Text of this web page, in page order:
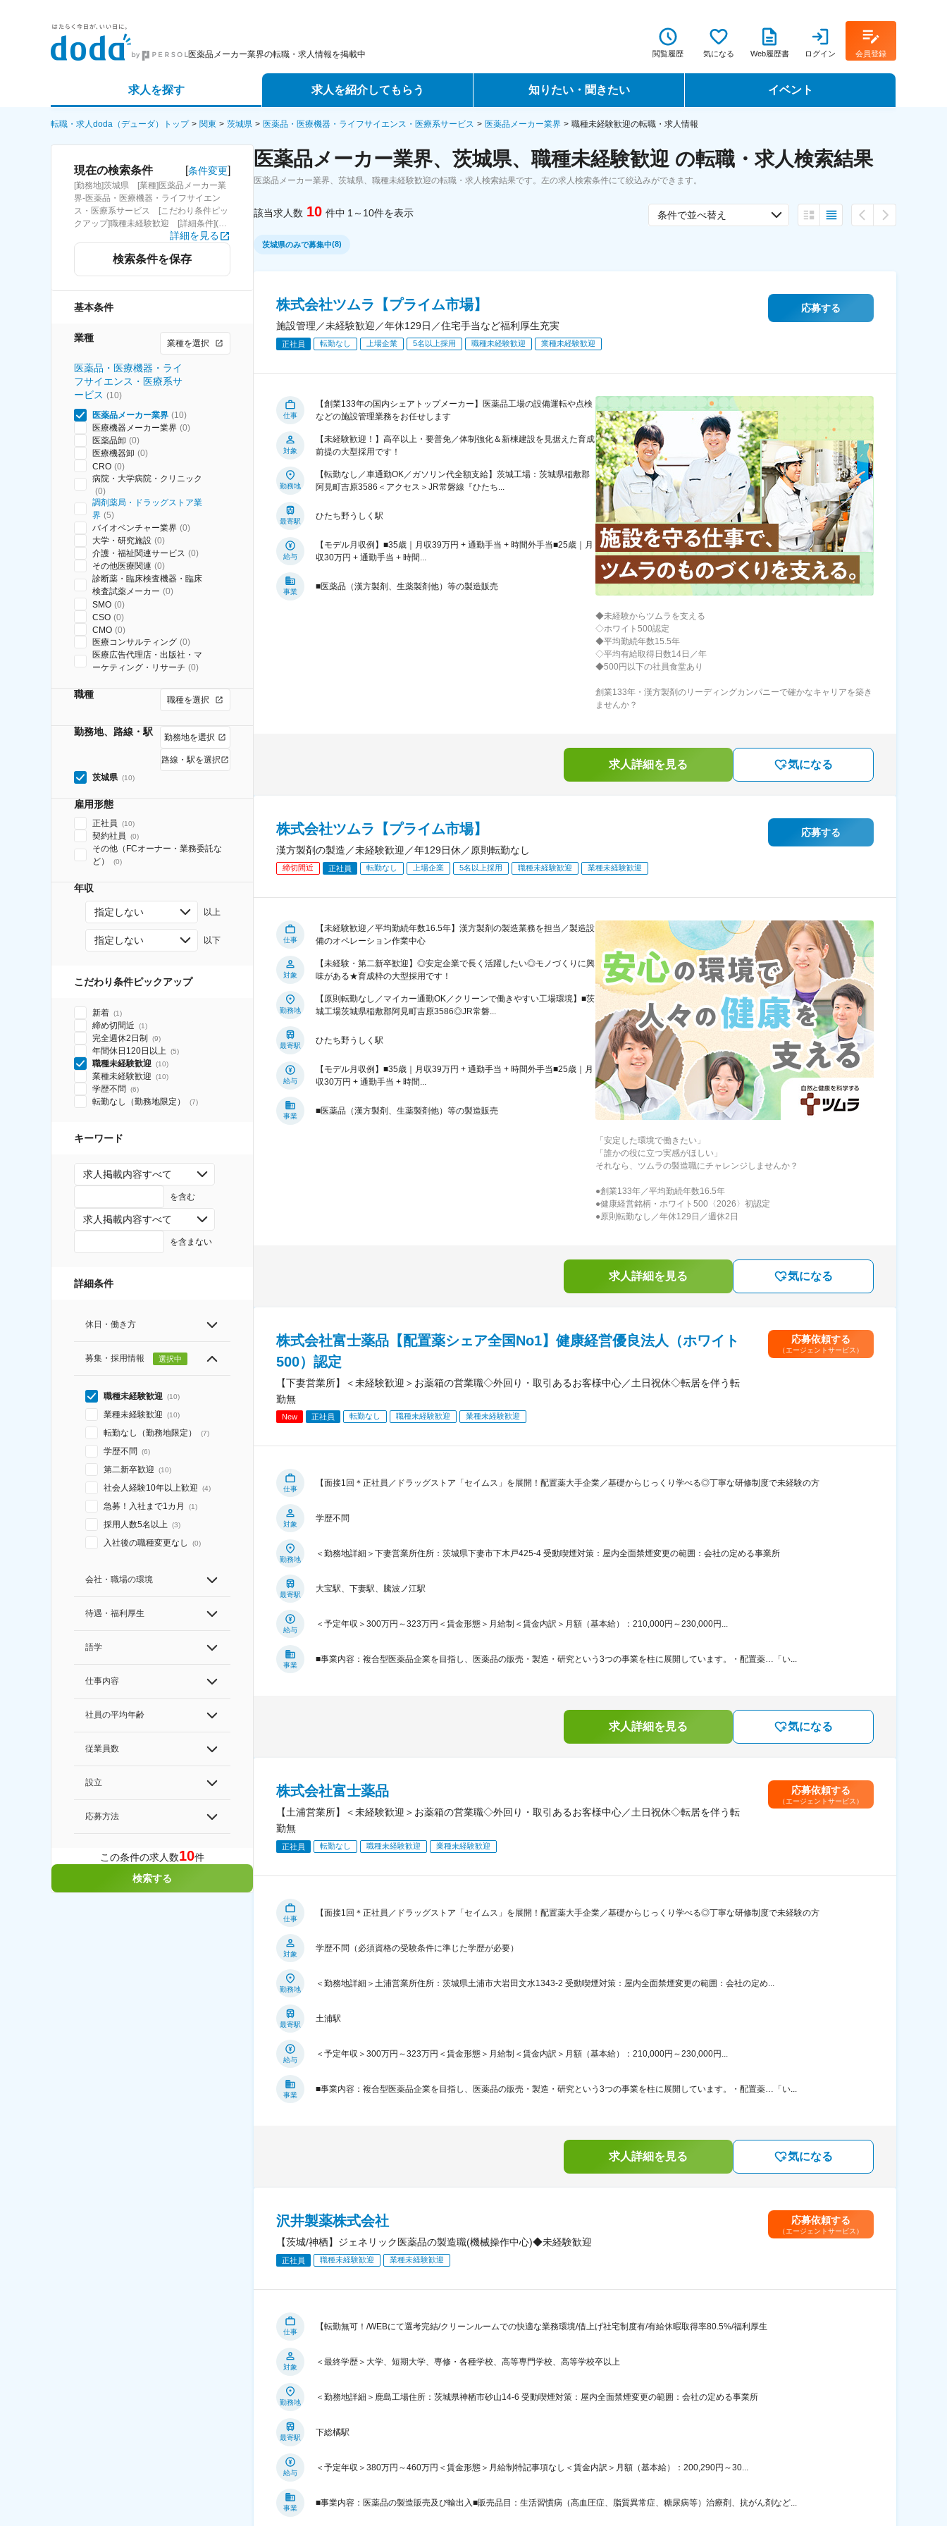
医薬品メーカー業界の転職・求人情報を掲載中 閲覧履歴 気になる Web履歴書 ログイン 会員登録
求人を探す
詳細条件から探す
求人特集から探す
求人を紹介してもらう
エージェントサービス
スカウトサービス
知りたい・聞きたい
転職ノウハウ
データで見る転職
イベント
転職フェア
転職・求人doda（デューダ）トップ 関東 茨城県 医薬品・医療機器・ライフサイエンス・医療系サービス 医薬品メーカー業界 職種未経験歓迎の転職・求人情報
現在の検索条件 [条件変更]
[勤務地]茨城県 [業種]医薬品メーカー業
界-医薬品・医療機器・ライフサイエン
ス・医療系サービス [こだわり条件ピッ
クアップ]職種未経験歓迎 [詳細条件](募
集・採用情報)職種未経験歓迎詳細を見る
検索条件を保存
基本条件
業種 業種を選択
医薬品・医療機器・ライ
フサイエンス・医療系サ
ービス (10)
医薬品メーカー業界 (10)
医療機器メーカー業界 (0)
医薬品卸 (0)
医療機器卸 (0)
CRO (0)
病院・大学病院・クリニック
(0)
調剤薬局・ドラッグストア業
界 (5)
バイオベンチャー業界 (0)
大学・研究施設 (0)
介護・福祉関連サービス (0)
その他医療関連 (0)
診断薬・臨床検査機器・臨床
検査試薬メーカー (0)
SMO (0)
CSO (0)
CMO (0)
医療コンサルティング (0)
医療広告代理店・出版社・マ
ーケティング・リサーチ (0)
職種 職種を選択
勤務地、路線・駅 勤務地を選択
路線・駅を選択
茨城県 (10)
雇用形態
正社員 (10)
契約社員 (0)
その他（FCオーナー・業務委託な
ど）
(0)
年収
指定しない 以上
指定しない 以下
こだわり条件ピックアップ
新着 (1)
締め切間近 (1)
完全週休2日制 (9)
年間休日120日以上 (5)
職種未経験歓迎 (10)
業種未経験歓迎 (10)
学歴不問 (6)
転勤なし（勤務地限定） (7)
キーワード
求人掲載内容すべて
を含む
求人掲載内容すべて
を含まない
詳細条件
休日・働き方
募集・採用情報 選択中
職種未経験歓迎 (10)
業種未経験歓迎 (10)
転勤なし（勤務地限定） (7)
学歴不問 (6)
第二新卒歓迎 (10)
社会人経験10年以上歓迎 (4)
急募！入社まで1カ月 (1)
採用人数5名以上 (3)
入社後の職種変更なし (0)
会社・職場の環境
待遇・福利厚生
語学
仕事内容
社員の平均年齢
従業員数
設立
応募方法
この条件の求人数10件
検索する
医薬品メーカー業界、茨城県、職種未経験歓迎 の転職・求人検索結果
医薬品メーカー業界、茨城県、職種未経験歓迎の転職・求人検索結果です。左の求人検索条件にて絞込みができます。
該当求人数 10 件中 1～10件を表示 条件で並べ替え
茨城県のみで募集中(8)
株式会社ツムラ【プライム市場】
施設管理／未経験歓迎／年休129日／住宅手当など福利厚生充実
正社員 転勤なし 上場企業 5名以上採用 職種未経験歓迎 業種未経験歓迎
応募する
仕事
【創業133年の国内シェアトップメーカー】医薬品工場の設備運転や点検
などの施設管理業務をお任せします
対象
【未経験歓迎！】高卒以上・要普免／体制強化＆新棟建設を見据えた育成
前提の大型採用です！
勤務地
【転勤なし／車通勤OK／ガソリン代全額支給】茨城工場：茨城県稲敷郡
阿見町吉原3586＜アクセス＞JR常磐線『ひたち...
最寄駅
ひたち野うしく駅
給与
【モデル月収例】■35歳｜月収39万円 + 通勤手当 + 時間外手当■25歳｜月
収30万円 + 通勤手当 + 時間...
事業
■医薬品（漢方製剤、生薬製剤他）等の製造販売
◆未経験からツムラを支える
◇ホワイト500認定
◆平均勤続年数15.5年
◇平均有給取得日数14日／年
◆500円以下の社員食堂あり
創業133年・漢方製剤のリーディングカンパニーで確かなキャリアを築き
ませんか？
求人詳細を見る 気になる
株式会社ツムラ【プライム市場】
漢方製剤の製造／未経験歓迎／年129日休／原則転勤なし
締切間近 正社員 転勤なし 上場企業 5名以上採用 職種未経験歓迎 業種未経験歓迎
応募する
仕事
【未経験歓迎／平均勤続年数16.5年】漢方製剤の製造業務を担当／製造設
備のオペレーション作業中心
対象
【未経験・第二新卒歓迎】◎安定企業で長く活躍したい◎モノづくりに興
味がある★育成枠の大型採用です！
勤務地
【原則転勤なし／マイカー通勤OK／クリーンで働きやすい工場環境】■茨
城工場茨城県稲敷郡阿見町吉原3586◎JR常磐...
最寄駅
ひたち野うしく駅
給与
【モデル月収例】■35歳｜月収39万円 + 通勤手当 + 時間外手当■25歳｜月
収30万円 + 通勤手当 + 時間...
事業
■医薬品（漢方製剤、生薬製剤他）等の製造販売
「安定した環境で働きたい」
「誰かの役に立つ実感がほしい」
それなら、ツムラの製造職にチャレンジしませんか？
●創業133年／平均勤続年数16.5年
●健康経営銘柄・ホワイト500〈2026〉初認定
●原則転勤なし／年休129日／週休2日
求人詳細を見る 気になる
株式会社富士薬品【配置薬シェア全国No1】健康経営優良法人（ホワイト
500）認定
【下妻営業所】＜未経験歓迎＞お薬箱の営業職◇外回り・取引あるお客様中心／土日祝休◇転居を伴う転
勤無
New 正社員 転勤なし 職種未経験歓迎 業種未経験歓迎
応募依頼する
（エージェントサービス）
仕事
【面接1回＊正社員／ドラッグストア「セイムス」を展開！配置薬大手企業／基礎からじっくり学べる◎丁寧な研修制度で未経験の方
対象
学歴不問
勤務地
＜勤務地詳細＞下妻営業所住所：茨城県下妻市下木戸425-4 受動喫煙対策：屋内全面禁煙変更の範囲：会社の定める事業所
最寄駅
大宝駅、下妻駅、騰波ノ江駅
給与
＜予定年収＞300万円～323万円＜賃金形態＞月給制＜賃金内訳＞月額（基本給）：210,000円～230,000円...
事業
■事業内容：複合型医薬品企業を目指し、医薬品の販売・製造・研究という3つの事業を柱に展開しています。・配置薬…「い...
求人詳細を見る 気になる
株式会社富士薬品
【土浦営業所】＜未経験歓迎＞お薬箱の営業職◇外回り・取引あるお客様中心／土日祝休◇転居を伴う転
勤無
正社員 転勤なし 職種未経験歓迎 業種未経験歓迎
応募依頼する
（エージェントサービス）
仕事
【面接1回＊正社員／ドラッグストア「セイムス」を展開！配置薬大手企業／基礎からじっくり学べる◎丁寧な研修制度で未経験の方
対象
学歴不問（必須資格の受験条件に準じた学歴が必要）
勤務地
＜勤務地詳細＞土浦営業所住所：茨城県土浦市大岩田文水1343-2 受動喫煙対策：屋内全面禁煙変更の範囲：会社の定め...
最寄駅
土浦駅
給与
＜予定年収＞300万円～323万円＜賃金形態＞月給制＜賃金内訳＞月額（基本給）：210,000円～230,000円...
事業
■事業内容：複合型医薬品企業を目指し、医薬品の販売・製造・研究という3つの事業を柱に展開しています。・配置薬…「い...
求人詳細を見る 気になる
沢井製薬株式会社
【茨城/神栖】ジェネリック医薬品の製造職(機械操作中心)◆未経験歓迎
正社員 職種未経験歓迎 業種未経験歓迎
応募依頼する
（エージェントサービス）
仕事
【転勤無可！/WEBにて選考完結/クリーンルームでの快適な業務環境/借上げ社宅制度有/有給休暇取得率80.5%/福利厚生
対象
＜最終学歴＞大学、短期大学、専修・各種学校、高等専門学校、高等学校卒以上
勤務地
＜勤務地詳細＞鹿島工場住所：茨城県神栖市砂山14-6 受動喫煙対策：屋内全面禁煙変更の範囲：会社の定める事業所
最寄駅
下総橘駅
給与
＜予定年収＞380万円～460万円＜賃金形態＞月給制特記事項なし＜賃金内訳＞月額（基本給）：200,290円～30...
事業
■事業内容：医薬品の製造販売及び輸出入■販売品目：生活習慣病（高血圧症、脂質異常症、糖尿病等）治療剤、抗がん剤など...